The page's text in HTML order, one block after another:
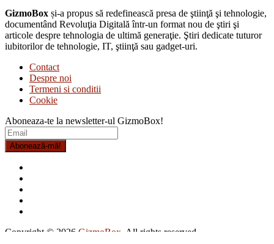
GizmoBox și-a propus să redefinească presa de ştiinţă şi tehnologie,
documentând Revoluţia Digitală într-un format nou de ştiri şi
articole despre tehnologia de ultimă generaţie. Ştiri dedicate tuturor
iubitorilor de tehnologie, IT, ştiinţă sau gadget-uri.
Contact
Despre noi
Termeni si conditii
Cookie
Aboneaza-te la newsletter-ul GizmoBox!
Copyright © 2026 GizmoBox . All rights reserved.